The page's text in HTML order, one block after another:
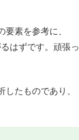
素を参考に、
はずです。頑張っ
たものであり、